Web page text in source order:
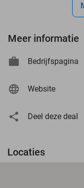
Meer informatie
Bedrijfspagina
Website
Deel deze deal
Locaties